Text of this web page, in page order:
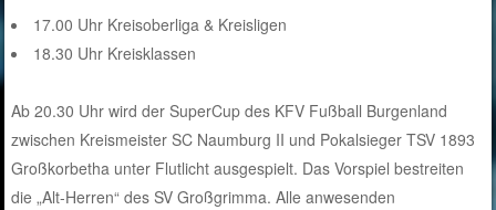
17.00 Uhr Kreisoberliga & Kreisligen
18.30 Uhr Kreisklassen
Ab 20.30 Uhr wird der SuperCup des KFV Fußball Burgenland
zwischen Kreismeister SC Naumburg II und Pokalsieger TSV 1893
Großkorbetha unter Flutlicht ausgespielt. Das Vorspiel bestreiten
die „Alt-Herren“ des SV Großgrimma. Alle anwesenden